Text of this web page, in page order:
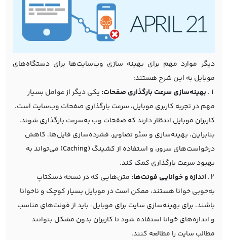
دیگر موارد مهم برای بهینه سازی وب‌سایت‌ها برای دستگاه‌های
موبایل به این شرح هستند:
بهینه‌سازی سرعت بارگذاری صفحات: یکی دیگر از عوامل بسیار
مهم در تجربه کاربری موبایل، سرعت بارگذاری صفحات وب‌سایت است.
کاربران موبایل انتظار دارند که صفحات وب به‌سرعت بارگذاری شوند.
بنابراین، بهینه‌سازی و سئو تصاویر، فشرده‌سازی فایل‌ها، کاهش
درخواست‌های سرور، و استفاده از کشینگ (Caching) می‌تواند به
بهبود سرعت بارگذاری کمک کند.
اندازه و خوانایی فونت‌ها: متن‌هایی که در نسخه دسکتاپ
به‌خوبی خوانا هستند، ممکن است در موبایل بسیار کوچک و ناخوانا
باشند. برای بهینه‌سازی سایت برای موبایل، باید از فونت‌های مناسب
و اندازه‌های خوانا استفاده شود تا کاربران بدون مشکل بتوانند
مطالب سایت را مطالعه کنند.